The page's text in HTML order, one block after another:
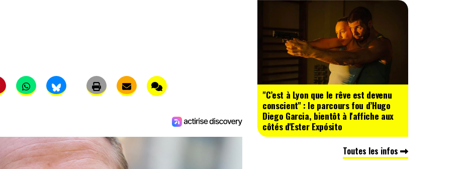
"C’est à Lyon que le rêve est devenu
conscient" : le parcours fou d’Hugo
Diego Garcia, bientôt à l'affiche aux
côtés d'Ester Expósito
Toutes les infos